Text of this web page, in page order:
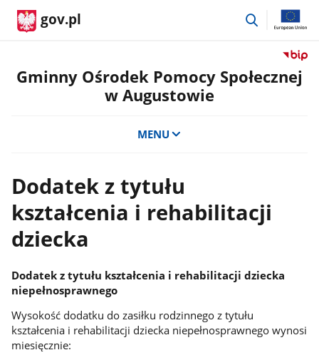
gov.pl
przejdź
Przejdź
do
Gminny Ośrodek Pomocy Społecznej
w Augustowie
MENU
Dodatek z tytułu
kształcenia i rehabilitacji
dziecka
Dodatek z tytułu kształcenia i rehabilitacji dziecka
niepełnosprawnego
Wysokość dodatku do zasiłku rodzinnego z tytułu
kształcenia i rehabilitacji dziecka niepełnosprawnego wynosi
miesięcznie: